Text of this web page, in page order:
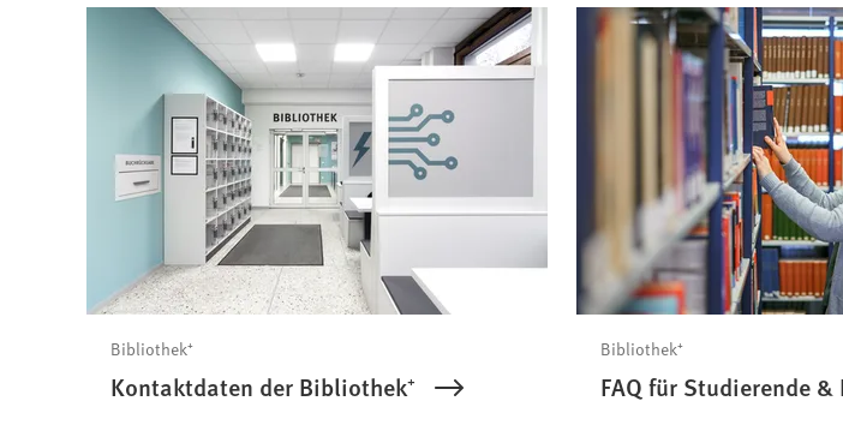
Bibliothek⁺
Kontaktdaten der Bibliothek⁺
Bibliothek⁺
FAQ für Studierende &